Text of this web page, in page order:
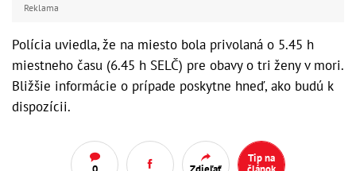
Reklama
Polícia uviedla, že na miesto bola privolaná o 5.45 h
miestneho času (6.45 h SELČ) pre obavy o tri ženy v mori.
Bližšie informácie o prípade poskytne hneď, ako budú k
dispozícii.
Tip na